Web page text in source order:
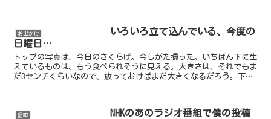
お出かけ
いろいろ立て込んでいる、今度の
日曜日…
トップの写真は、今日のきくらげ。今しがた撮った。いちばん下に生
えているものは、もう食べられそうに見える。大きさは、それでもま
だ3センチくらいなので、放っておけばまだ大きくなるだろう。下の
動画
NHKのあのラジオ番組で僕の投稿